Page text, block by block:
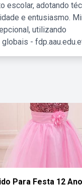
escolar, adotando
e entusiasmo.
utilizando
-
Para Festa 12